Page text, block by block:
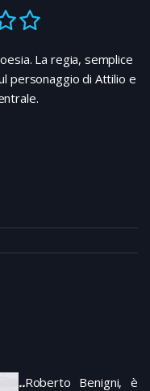
La regia, semplice
personaggio di Attilio e
..Roberto Benigni, è